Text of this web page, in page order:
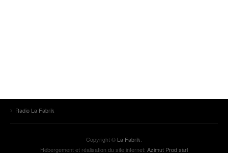
Radio La Fabrik
Copyright © La Fabrik
Hébergement et réalisation du site internet: Azimut Prod sàrl